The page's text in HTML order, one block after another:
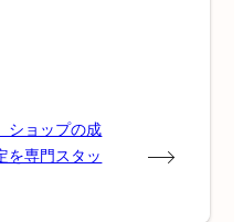
ショップの成
を専門スタッ